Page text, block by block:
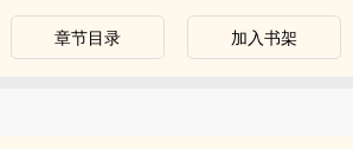
章节目录 加入书架